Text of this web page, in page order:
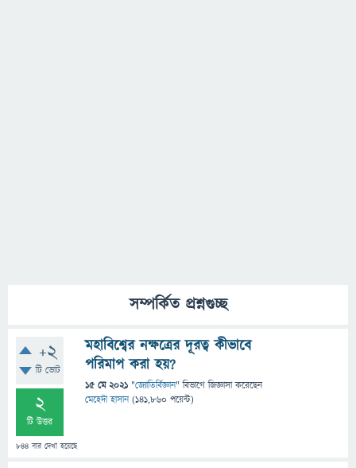
সম্পর্কিত প্রশ্নগুচ্ছ
+2
টি ভোট
2
টি উত্তর
844 বার দেখা হয়েছে
মহাবিশ্বের নক্ষত্রের দূরত্ব কীভাবে
পরিমাপ করা হয়?
15 মে 2021 "জ্যোতির্বিজ্ঞান" বিভাগে জিজ্ঞাসাকরেছেন
মেহেদী হাসান (141,860 পয়েন্ট)